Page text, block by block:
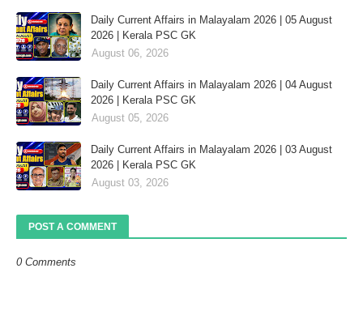
Daily Current Affairs in Malayalam 2026 | 05 August
2026 | Kerala PSC GK
August 06, 2026
Daily Current Affairs in Malayalam 2026 | 04 August
2026 | Kerala PSC GK
August 05, 2026
Daily Current Affairs in Malayalam 2026 | 03 August
2026 | Kerala PSC GK
August 03, 2026
POST A COMMENT
0 Comments